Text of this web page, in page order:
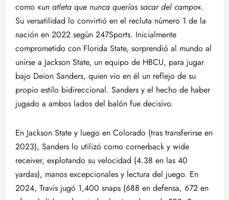
como «un atleta que nunca querías sacar del campo«.
Su versatilidad lo convirtió en el recluta número 1 de la
nación en 2022 según 247Sports. Inicialmente
comprometido con Florida State, sorprendió al mundo al
unirse a Jackson State, un equipo de HBCU, para jugar
bajo Deion Sanders, quien vio en él un reflejo de su
propio estilo bidireccional. Sanders y el hecho de haber
jugado a ambos lados del balón fue decisivo.
En Jackson State y luego en Colorado (tras transferirse en
2023), Sanders lo utilizó como cornerback y wide
receiver, explotando su velocidad (4.38 en las 40
yardas), manos excepcionales y lectura del juego. En
2024, Travis jugó 1,400 snaps (688 en defensa, 672 en